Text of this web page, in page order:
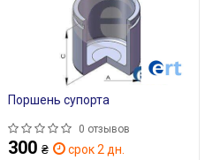
Поршень супорта
0 отзывов
300 ₴ срок 2 дн.